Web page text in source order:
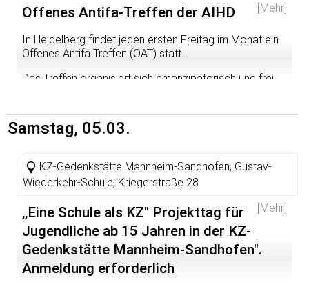
Platz"
[Mehr]
Offenes Antifa-Treffen der AIHD
In Heidelberg findet jeden ersten Freitag im Monat ein
Offenes Antifa Treffen (OAT) statt.
Das Treffen organisiert sich emanzipatorisch und frei
alt du bist oder woher du kommst.
Diskussion außerhalb des Mainstreams
Samstag, 05.03.
KZ-Gedenkstätte Mannheim-Sandhofen, Gustav-
Wiederkehr-Schule, Kriegerstraße 28
[Mehr]
,,Eine Schule als KZ" Projekttag für
Jugendliche ab 15 Jahren in der KZ-
Gedenkstätte Mannheim-Sandhofen".
Anmeldung erforderlich